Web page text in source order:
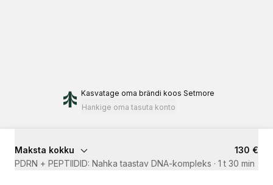
Kasvatage oma brändi koos Setmore
Hankige oma tasuta konto
Maksta kokku
130 €
PDRN + PEPTIIDID: Nahka taastav DNA-kompleks · 1 t 30 min